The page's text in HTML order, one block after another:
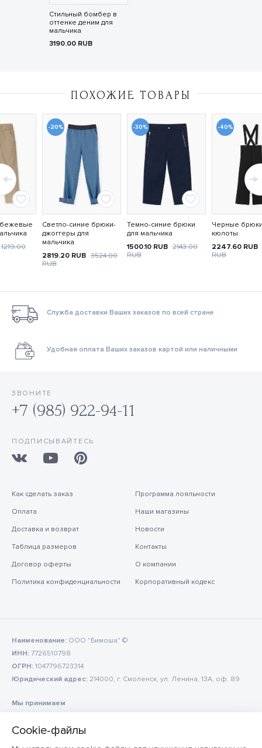
Стильный бомбер в
оттенке деним для
мальчика
3190.00 RUB
ПОХОЖИЕ ТОВАРЫ
1219.00
-20%
Светло-синие брюки-
джоггеры для
мальчика
2819.20 RUB 3524.00
RUB
-30%
Темно-синие брюки
для мальчика
1500.10 RUB 2143.00
RUB
-40%
Черные
кюлоты
2247.60 RUB
RUB
Служба доставки Ваших заказов по всей стране
Удобная оплата Ваших заказов картой или наличными
ЗВОНИТЕ
+7 (985) 922-94-11
ПОДПИСЫВАЙТЕСЬ
Как сделать заказ
Оплата
Доставка и возврат
Таблица размеров
Договор оферты
Политика конфиденциальности
Программа лояльности
Наши магазины
Новости
Контакты
О компании
Корпоративный кодекс
Наименование: ООО "Бимоша" ©
ИНН: 7726510798
ОГРН: 1047796723314
Юридический адрес: 214000, г. Смоленск, ул. Ленина, 13А, оф. 89
Мы принимаем